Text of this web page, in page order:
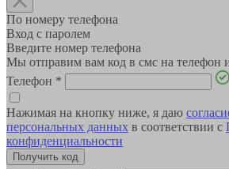
По номеру телефона
Вход с паролем
Введите номер телефона
Мы отправим вам код в смс на телефон
Телефон *
Нажимая на кнопку ниже, я даю
персональных данных в соответствии с
конфиденциальности